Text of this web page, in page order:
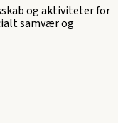
og aktiviteter for
samvær og